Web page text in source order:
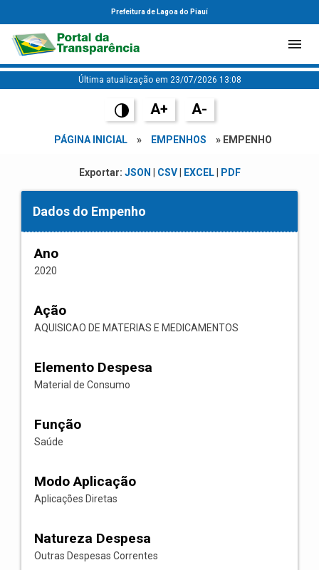
Prefeitura de Lagoa do Piauí
Última atualização em 23/07/2026 13:08
A+ A-
PÁGINA INICIAL » EMPENHOS » EMPENHO
Exportar: JSON CSV| EXCEL| PDF
Dados do Empenho
Ano
2020
Ação
AQUISICAO DE MATERIAS E MEDICAMENTOS
Elemento Despesa
Material de Consumo
Função
Saúde
Modo Aplicação
Aplicações Diretas
Natureza Despesa
Outras Despesas Correntes